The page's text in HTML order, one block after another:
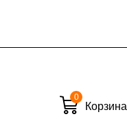
заказе:
0
Корзина